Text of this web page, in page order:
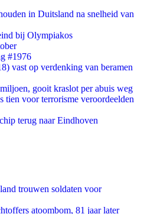
in Duitsland na snelheid van
bij Olympiakos
#1976
vast op verdenking van beramen
gooit kraslot per abuis weg
tien voor terrorisme veroordeelden
terug naar Eindhoven
trouwen soldaten voor
atoombom, 81 jaar later